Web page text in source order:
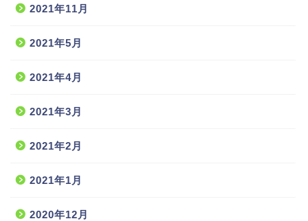
2021年11月
2021年5月
2021年4月
2021年3月
2021年2月
2021年1月
2020年12月